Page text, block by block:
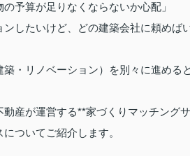
予算が足りなくならないか心配」
したいけど、どの建築会社に頼めば
・リノベーション）を別々に進める
産が運営する**家づくりマッチング
ついてご紹介します。